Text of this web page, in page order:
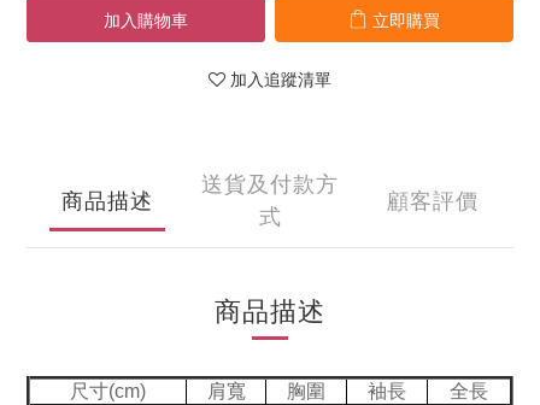
加入購物車 立即購買
加入追蹤清單
商品描述
送貨及付款方
式
顧客評價
商品描述
尺寸(cm) 肩寬 胸圍 袖長
全長